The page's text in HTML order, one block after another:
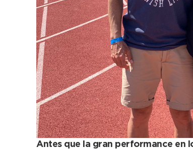
Antes que la gran performance en